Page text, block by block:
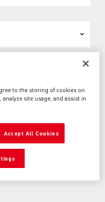
to the storing of cookies on
site usage, and assist in
Accept All Cookies